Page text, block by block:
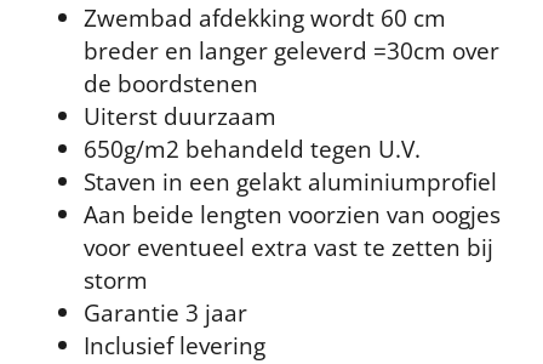
Zwembad afdekking wordt 60 cm
breder en langer geleverd =30cm over
de boordstenen
Uiterst duurzaam
650g/m2 behandeld tegen U.V.
Staven in een gelakt aluminiumprofiel
Aan beide lengten voorzien van oogjes
voor eventueel extra vast te zetten bij
storm
Garantie 3 jaar
Inclusief levering